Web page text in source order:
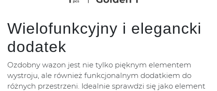
Wielofunkcyjny i elegancki
dodatek
Ozdobny wazon jest nie tylko pięknym elementem
wystroju, ale również funkcjonalnym dodatkiem do
różnych przestrzeni. Idealnie sprawdzi się jako element